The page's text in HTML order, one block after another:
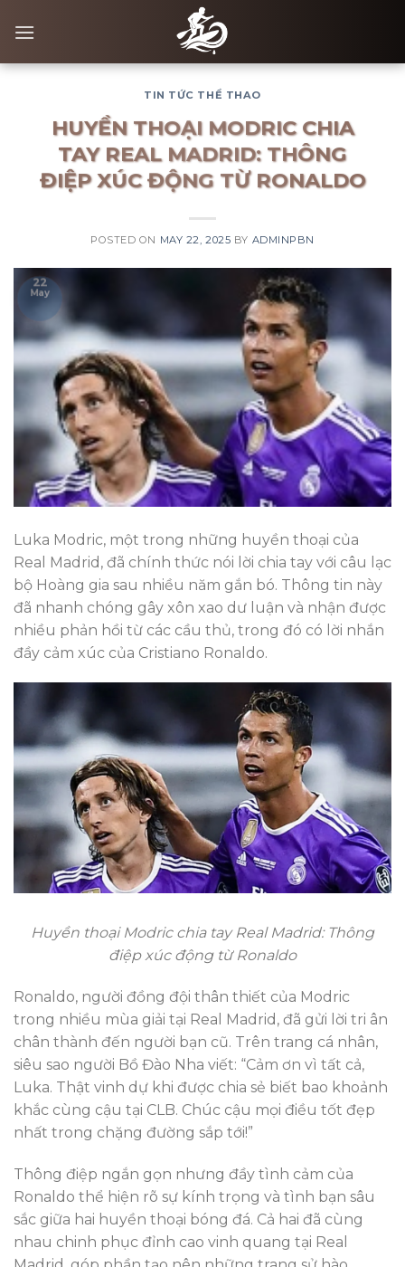
TIN TỨC THỂ THAO
HUYỀN THOẠI MODRIC CHIA
TAY REAL MADRID: THÔNG
ĐIỆP XÚC ĐỘNG TỪ RONALDO
POSTED ON MAY 22, 2025 BY ADMINPBN
22
May
Luka Modric, một trong những huyền thoại của
Real Madrid, đã chính thức nói lời chia tay với câu lạc
bộ Hoàng gia sau nhiều năm gắn bó. Thông tin này
đã nhanh chóng gây xôn xao dư luận và nhận được
nhiều phản hồi từ các cầu thủ, trong đó có lời nhắn
đầy cảm xúc của Cristiano Ronaldo.
Huyền thoại Modric chia tay Real Madrid: Thông
điệp xúc động từ Ronaldo
Ronaldo, người đồng đội thân thiết của Modric
trong nhiều mùa giải tại Real Madrid, đã gửi lời tri ân
chân thành đến người bạn cũ. Trên trang cá nhân,
siêu sao người Bồ Đào Nha viết: “Cảm ơn vì tất cả,
Luka. Thật vinh dự khi được chia sẻ biết bao khoảnh
khắc cùng cậu tại CLB. Chúc cậu mọi điều tốt đẹp
nhất trong chặng đường sắp tới!”
Thông điệp ngắn gọn nhưng đầy tình cảm của
Ronaldo thể hiện rõ sự kính trọng và tình bạn sâu
sắc giữa hai huyền thoại bóng đá. Cả hai đã cùng
nhau chinh phục đỉnh cao vinh quang tại Real